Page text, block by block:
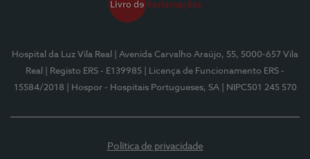
Hospital da Luz Vila Real
| Avenida Carvalho Araújo, 55, 5000-657 Vila
Real
| Registo ERS - E139985
| Licença de Funcionamento ERS -
15584/2018
| Hospor - Hospitais Portugueses, SA | NIPC501 245 570
Política de privacidade